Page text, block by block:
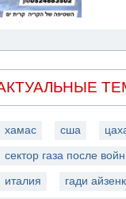
хамас сша
сектор газа после
италия гади